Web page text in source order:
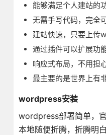
能够满足个人建站的
无需手写代码，完全
建站快速，只要上传
通过插件可以扩展功
响应式布局，不用担
最主要的是世界上有
wordpress安装
wordpress部署简单，
本地随便折腾，折腾明